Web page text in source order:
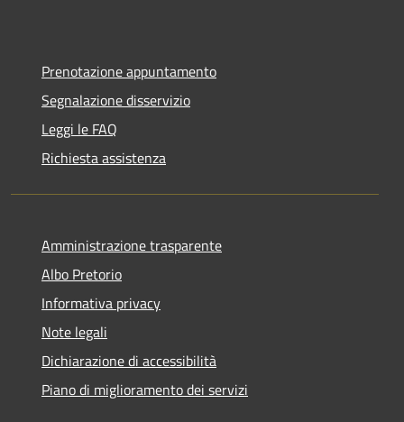
Prenotazione appuntamento
Segnalazione disservizio
Leggi le FAQ
Richiesta assistenza
Amministrazione trasparente
Albo Pretorio
Informativa privacy
Note legali
Dichiarazione di accessibilità
Piano di miglioramento dei servizi